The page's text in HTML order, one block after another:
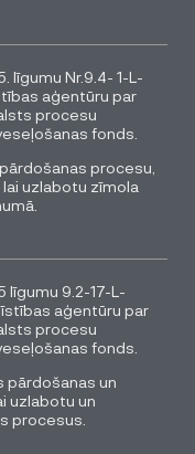
līgumu Nr.9.4- 1-L-
aģentūru par
procesu
fonds.
procesu,
uzlabotu zīmola
līgumu 9.2-17-L-
aģentūru par
procesu
fonds.
pārdošanas un
uzlabotu un
procesus.